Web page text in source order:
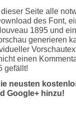
Seite alle
des Font,
1895 und
generieren
einen
gefällt!
neusten
Google+ hinzu!